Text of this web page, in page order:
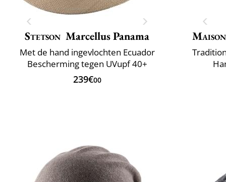
Stetson Marcellus Panama
Met de hand ingevlochten Ecuador
Bescherming tegen UVupf 40+
239€00